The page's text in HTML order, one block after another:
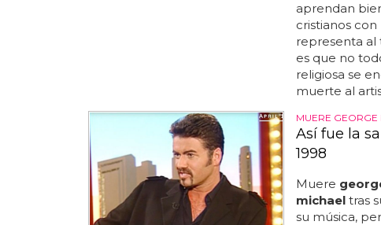
aprendan
cristianos
representa al
es que no
religiosa se
muerte al
MUERE GEORGE
Así fue la
1998
Muere
michaeltras
su música,